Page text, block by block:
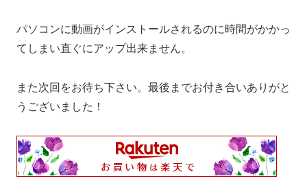
パソコンに動画がインストールされるのに時間がかかっ
てしまい直ぐにアップ出来ません。
また次回をお待ち下さい。最後までお付き合いありがと
うございました！